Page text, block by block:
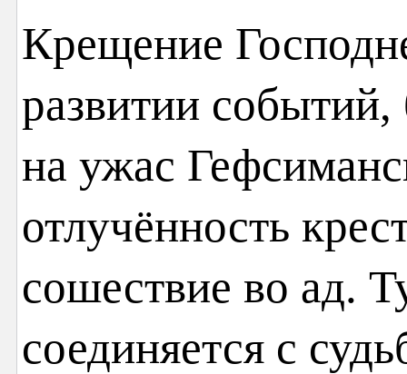
Крещение
развитии
на ужас
отлучённость
сошествие во ад.
соединяется с